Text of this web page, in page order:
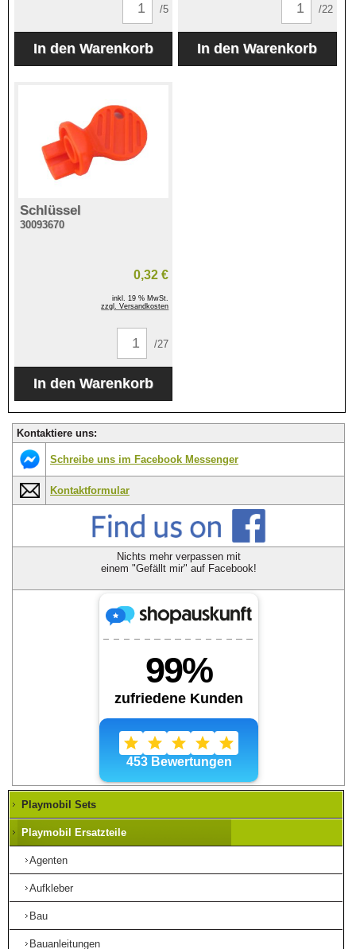
/5 /22
Schlüssel
30093670
0,32 €
inkl. 19 % MwSt.
zzgl. Versandkosten
/27
Kontaktiere uns:
Schreibe uns im Facebook Messenger
Kontaktformular
Nichts mehr verpassen mit
einem "Gefällt mir" auf Facebook!
Playmobil Sets
Playmobil Ersatzteile
Agenten
Aufkleber
Bau
Bauanleitungen